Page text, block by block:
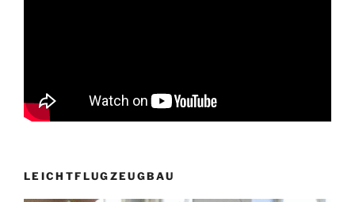
LEICHTFLUGZEUGBAU